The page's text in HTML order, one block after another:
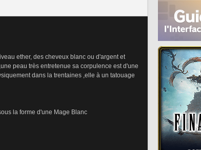
ether, des cheveux blanc ou d'argent et
peau très entretenue sa corpulence est d'une
dans la trentaines ,elle à un tatouage
la forme d'une Mage Blanc